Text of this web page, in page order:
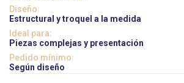
Diseño:
Estructural y troquel a la medida
Ideal para:
Piezas complejas y presentación
Pedido mínimo:
Según diseño